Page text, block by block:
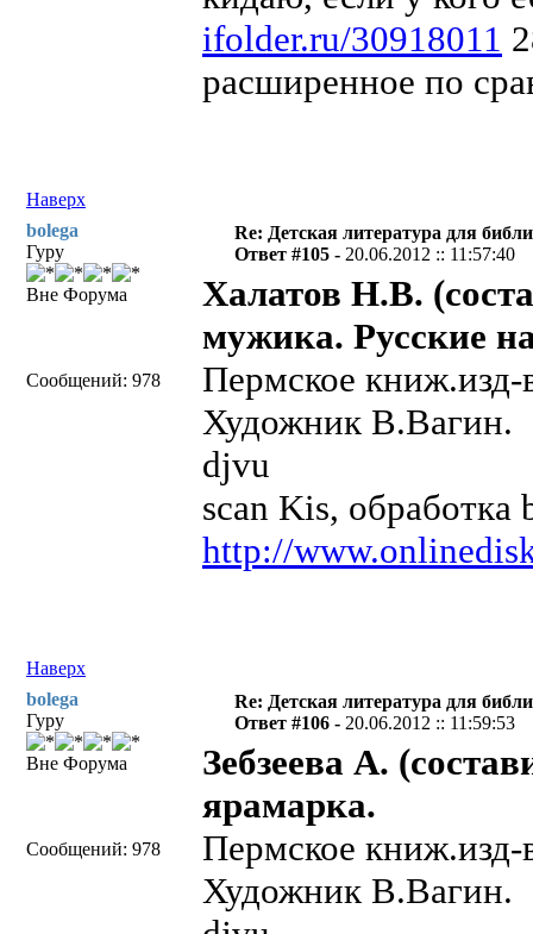
ifolder.ru/30918011
расширенное по
Наверх
bolega
Гуру
Вне Форума
Сообщений: 978
Re: Детская литература для
Ответ #105 - 20.06.2012 :: 11:57:40
Халатов Н.В.
мужика. Русские
Пермское книж.изд-
Художник В.Вагин.
djvu
scan Kis, обработка
http://
Наверх
bolega
Гуру
Вне Форума
Сообщений: 978
Re: Детская литература для
Ответ #106 - 20.06.2012 :: 11:59:53
Зебзеева А.
ярамарка.
Пермское книж.изд-
Художник В.Вагин.